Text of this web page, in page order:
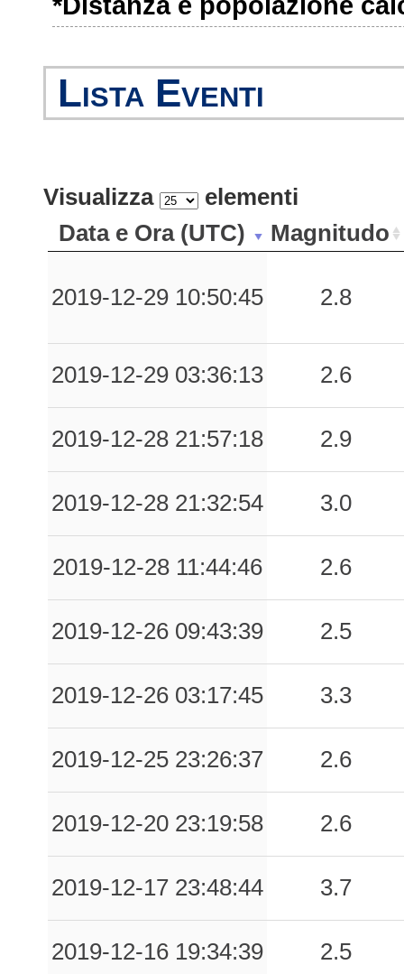
0.13 TLS
184
0.12
TPA
0.11
PTC
119
0.10
AVL
145
0.07
GNL
133
0.05
ALD
89
0.01
BCN 101
Lista Eventi
Visualizza
elementi
Data e Ora (UTC)
Magnitudo
2019-12-29 10:50:45 2.8
2019-12-29 03:36:13 2.6
2019-12-28 21:57:18 2.9
2019-12-28 21:32:54 3.0
2019-12-28 11:44:46 2.6
2019-12-26 09:43:39 2.5
2019-12-26 03:17:45 3.3
2019-12-25 23:26:37 2.6
2019-12-20 23:19:58 2.6
2019-12-17 23:48:44 3.7
2019-12-16 19:34:39 2.5